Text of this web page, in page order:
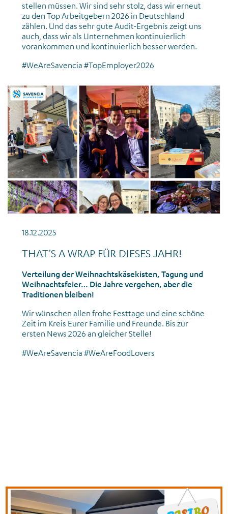
stellen müssen. Wir sind sehr stolz, dass wir erneut
zu den Top Arbeitgebern 2026 in Deutschland
zählen. Und das sehr gute Audit-Ergebnis zeigt uns
auch, dass wir als Unternehmen kontinuierlich
vorankommen und kontinuierlich besser werden.
#WeAreSavencia #TopEmployer2026
News_Gemeinsame Aktivitäten_Weihnachten_Dezember 2025
18.12.2025
THAT’S A WRAP FÜR DIESES JAHR!
Verteilung der Weihnachtskäsekisten, Tagung und
Weihnachtsfeier… Die Jahre vergehen, aber die
Traditionen bleiben!
Wir wünschen allen frohe Festtage und eine schöne
Zeit im Kreis Eurer Familie und Freunde. Bis zur
ersten News 2026 an gleicher Stelle!
#WeAreSavencia #WeAreFoodLovers
News_Gemeinsame Aktivitäten_Bistro-Quiz_November 2025